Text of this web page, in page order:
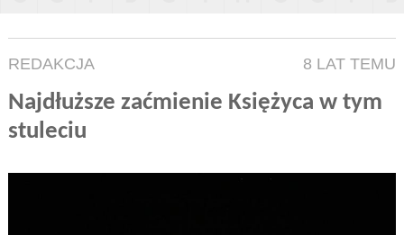
REDAKCJA 8 LAT TEMU
Najdłuższe zaćmienie Księżyca w tym
stuleciu